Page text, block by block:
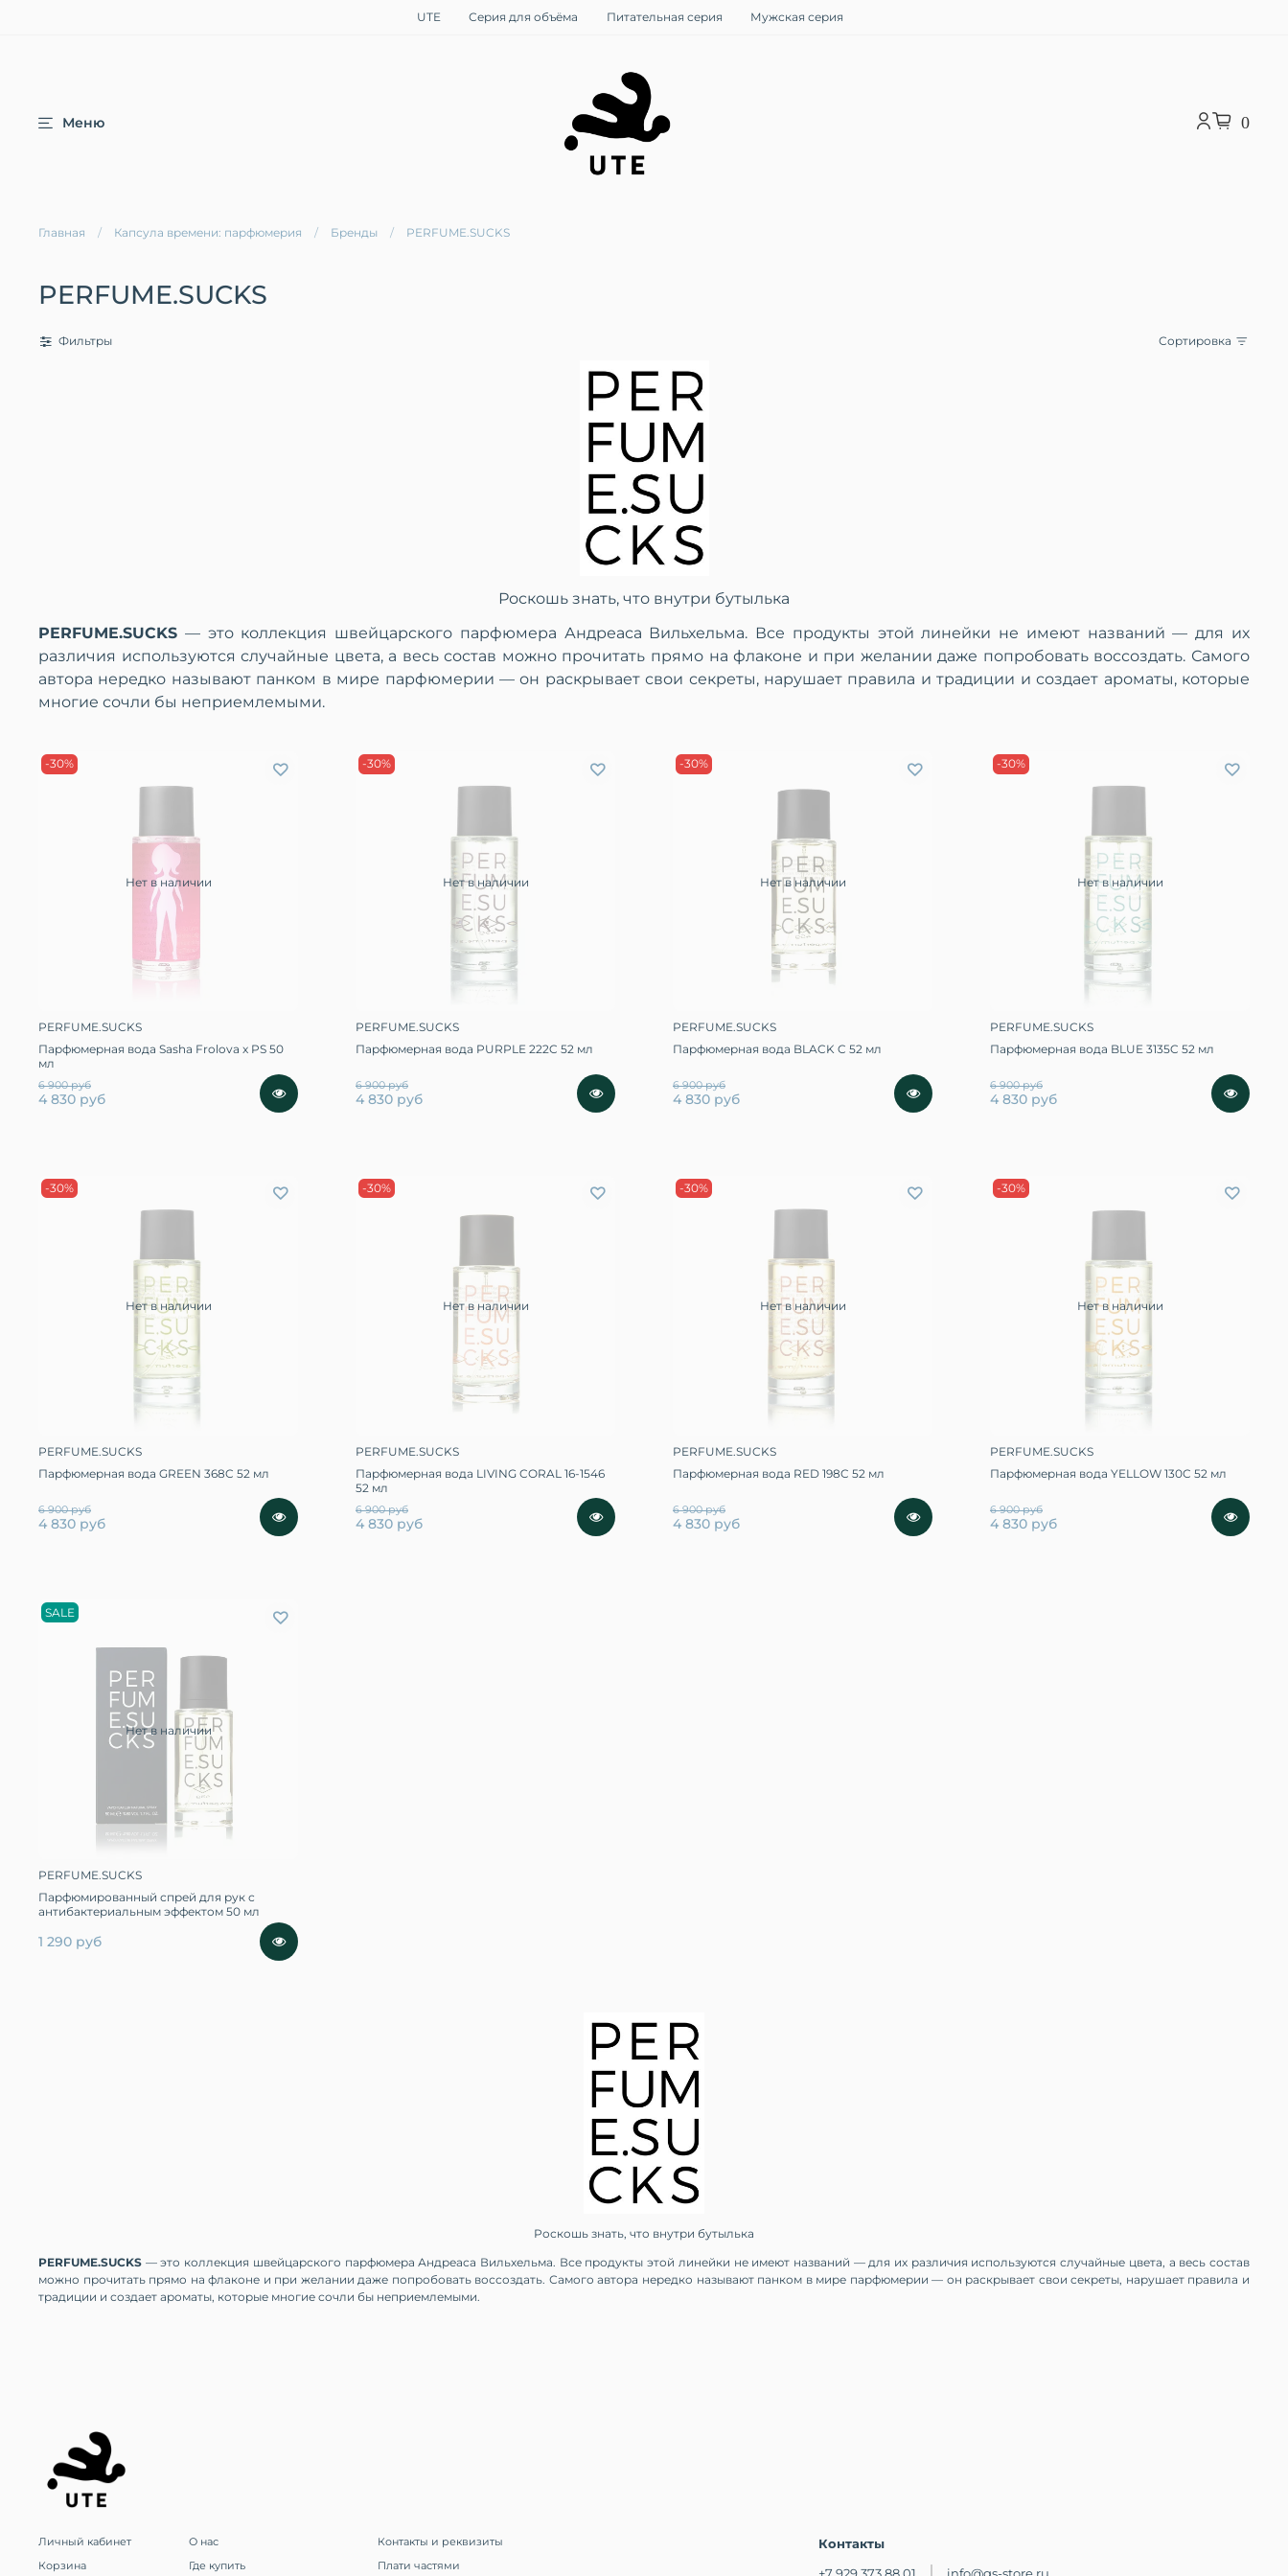
UTE Серия для объёма Питательная серия Мужская серия
Меню 0
Главная Капсула времени: парфюмерия Бренды PERFUME.SUCKS
PERFUME.SUCKS
Фильтры Сортировка
Роскошь знать, что внутри бутылька
PERFUME.SUCKS — это коллекция швейцарского парфюмера Андреаса Вильхельма. Все продукты этой линейки не имеют названий — для их
различия используются случайные цвета, а весь состав можно прочитать прямо на флаконе и при желании даже попробовать воссоздать. Самого
автора нередко называют панком в мире парфюмерии — он раскрывает свои секреты, нарушает правила и традиции и создает ароматы, которые
многие сочли бы неприемлемыми.
Нет в наличии
-30%
PERFUME.SUCKS
Парфюмерная вода Sasha Frolova x PS 50
мл
6 900 руб
4 830 руб
Нет в наличии
-30%
PERFUME.SUCKS
Парфюмерная вода PURPLE 222C 52 мл
6 900 руб
4 830 руб
Нет в наличии
-30%
PERFUME.SUCKS
Парфюмерная вода BLACK C 52 мл
6 900 руб
4 830 руб
Нет в наличии
-30%
PERFUME.SUCKS
Парфюмерная вода BLUE 3135C 52 мл
6 900 руб
4 830 руб
Нет в наличии
-30%
PERFUME.SUCKS
Парфюмерная вода GREEN 368C 52 мл
6 900 руб
4 830 руб
Нет в наличии
-30%
PERFUME.SUCKS
Парфюмерная вода LIVING CORAL 16-1546
52 мл
6 900 руб
4 830 руб
Нет в наличии
-30%
PERFUME.SUCKS
Парфюмерная вода RED 198C 52 мл
6 900 руб
4 830 руб
Нет в наличии
-30%
PERFUME.SUCKS
Парфюмерная вода YELLOW 130C 52 мл
6 900 руб
4 830 руб
Нет в наличии
SALE
PERFUME.SUCKS
Парфюмированный спрей для рук с
антибактериальным эффектом 50 мл
1 290 руб
Роскошь знать, что внутри бутылька
PERFUME.SUCKS — это коллекция швейцарского парфюмера Андреаса Вильхельма. Все продукты этой линейки не имеют названий — для их различия используются случайные цвета, а весь состав
можно прочитать прямо на флаконе и при желании даже попробовать воссоздать. Самого автора нередко называют панком в мире парфюмерии — он раскрывает свои секреты, нарушает правила и
традиции и создает ароматы, которые многие сочли бы неприемлемыми.
Личный кабинет
Корзина
О нас
Где купить
Контакты и реквизиты
Плати частями
Контакты